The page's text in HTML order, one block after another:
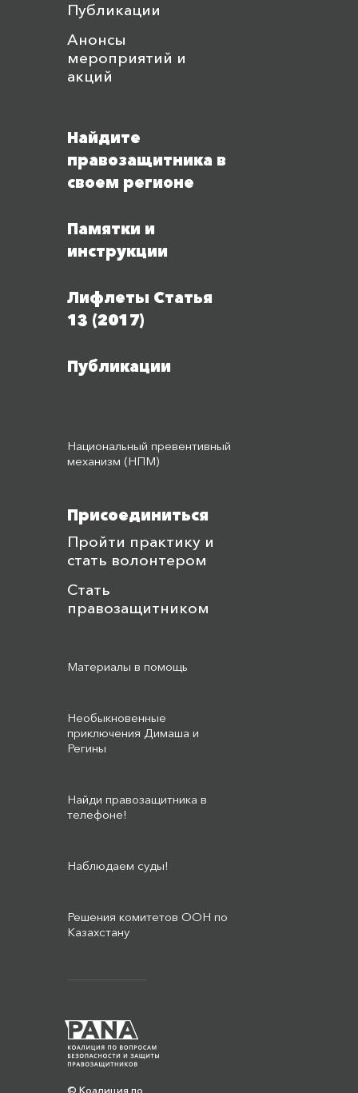
© Коалиция по
Публикации
Анонсы
мероприятий и
акций
Найдите
правозащитника в
своем регионе
Памятки и
инструкции
Лифлеты Статья
13 (2017)
Публикации
Национальный превентивный
механизм (НПМ)
Присоединиться
Пройти практику и
стать волонтером
Стать
правозащитником
Материалы в помощь
Необыкновенные
приключения Димаша и
Регины
Найди правозащитника в
телефоне!
Наблюдаем суды!
Решения комитетов ООН по
Казахстану